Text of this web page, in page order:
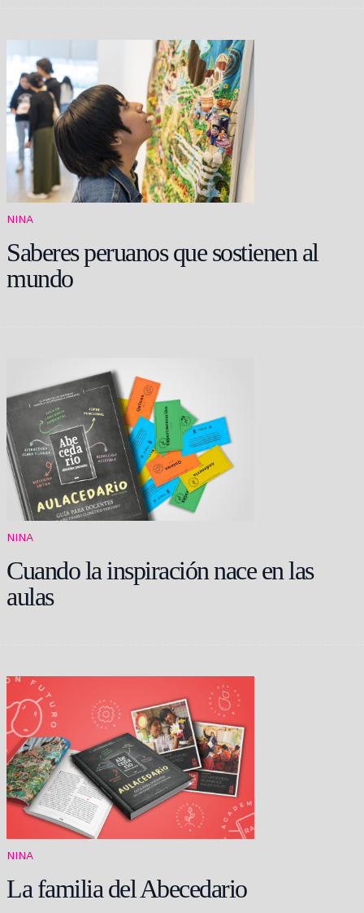
NINA
Saberes peruanos que sostienen al
mundo
NINA
Cuando la inspiración nace en las
aulas
NINA
La familia del Abecedario